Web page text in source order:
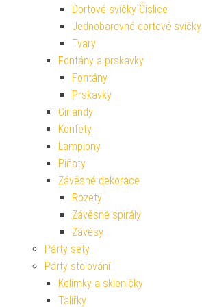
Dortové svíčky Číslice
Jednobarevné dortové svíčky
Tvary
Fontány a prskavky
Fontány
Prskavky
Girlandy
Konfety
Lampiony
Piňaty
Závěsné dekorace
Rozety
Závěsné spirály
Závěsy
Párty sety
Párty stolování
Kelímky a skleničky
Talířky